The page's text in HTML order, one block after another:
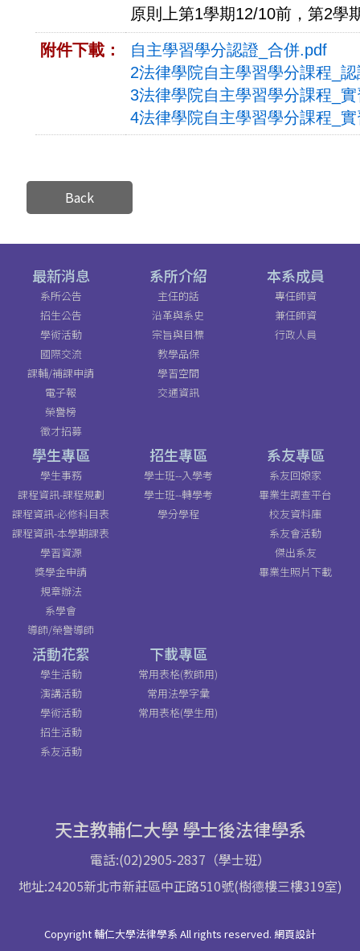
原則上第1學期12/10前，第2學
附件下載：
自主學習學分認證_合併.pdf
2法律學院自主學習學分課程_
3法律學院自主學習學分課程_
4法律學院自主學習學分課程_
Back
最新消息
系所公告
招生公告
學術活動
國際交流
課輔/補課申請
電子報
榮譽榜
徵才招募
系所介紹
主任的話
沿革與系史
宗旨與目標
教學品保
學習空間
交通資訊
本系成員
專任師資
兼任師資
行政人員
學生專區
學生事務
課程資訊-課程規劃
課程資訊-必修科目表
課程資訊-本學期課表
學習資源
獎學金申請
規章辦法
系學會
導師/榮譽導師
招生專區
學士班--入學考
學士班--轉學考
學分學程
系友專區
系友回娘家
畢業生調查平台
校友資料庫
系友會活動
傑出系友
畢業生照片下載
活動花絮
學生活動
演講活動
學術活動
招生活動
系友活動
下載專區
常用表格(教師用)
常用法學字彙
常用表格(學生用)
天主教輔仁大學 學士後法律學系
電話:(02)2905-2837（學士班）
地址:24205新北市新莊區中正路510號(樹德樓三樓319室)
Copyright 輔仁大學法律學系 All rights reserved. 網頁設計